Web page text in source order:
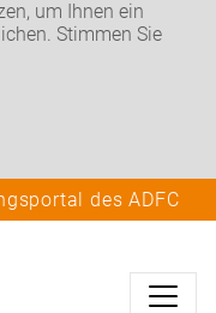
um Ihnen ein
Stimmen Sie
des ADFC